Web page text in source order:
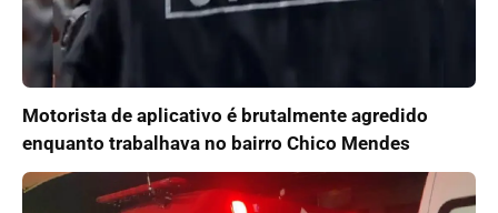
Motorista de aplicativo é brutalmente agredido
enquanto trabalhava no bairro Chico Mendes